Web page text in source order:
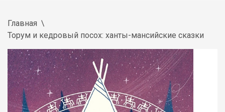
Главная
Торум и кедровый посох: ханты-мансийские сказки